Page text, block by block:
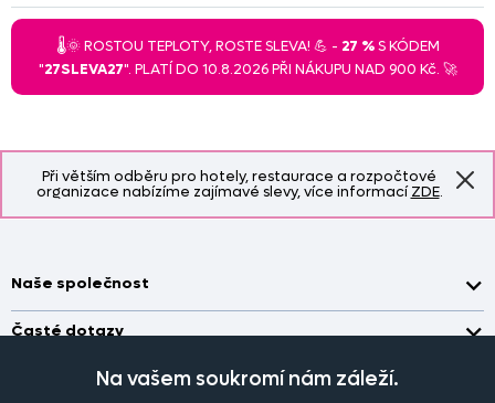
Při větším odběru pro hotely, restaurace a rozpočtové
organizace nabízíme zajímavé slevy, více informacíZDE.
🌡️🌞 ROSTOU TEPLOTY, ROSTE SLEVA! 💪 - 27 %S KÓDEM
"27SLEVA27". PLATÍ DO 10.8.2026 PŘI NÁKUPU NAD 900 Kč. 🚀
Naše společnost
Doprava a platba
Časté dotazy
Na vašem soukromí nám záleží.